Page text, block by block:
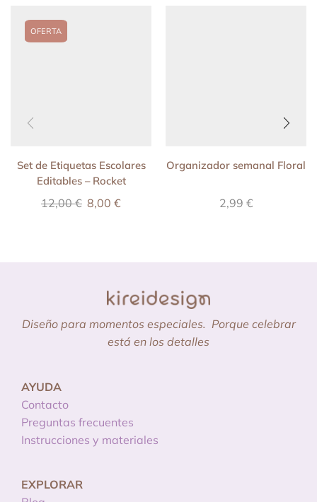
OFERTA
Set de Etiquetas Escolares
Editables – Rocket
12,00€ 8,00 €
Organizador semanal Floral
2,99 €
Diseño para momentos especiales. Porque celebrar
está en los detalles
AYUDA
Contacto
Preguntas frecuentes
Instrucciones y materiales
EXPLORAR